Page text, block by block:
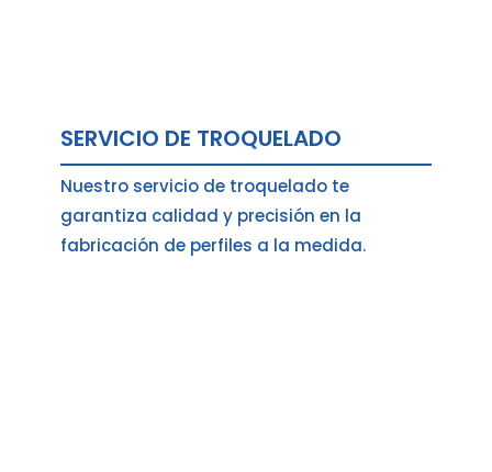
SERVICIO DE TROQUELADO
Nuestro servicio de troquelado te
garantiza calidad y precisión en la
fabricación de perfiles a la medida.